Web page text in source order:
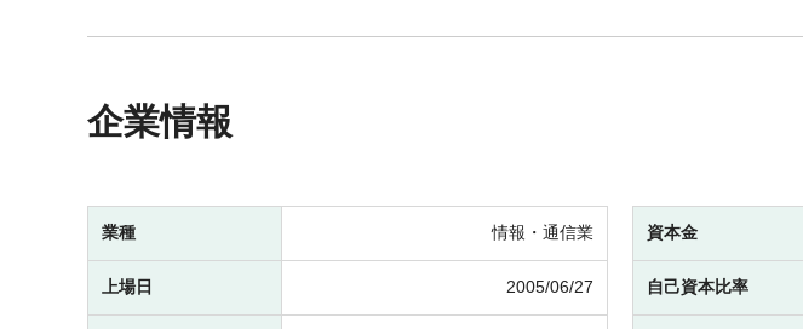
企業情報
業種 情報・通信業
上場日 2005/06/27
資本金
自己資本比率